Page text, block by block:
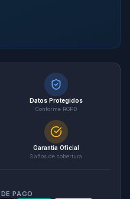
Datos Protegidos
Conforme RGPD
Garantía Oficial
3 años de cobertura
PAGO